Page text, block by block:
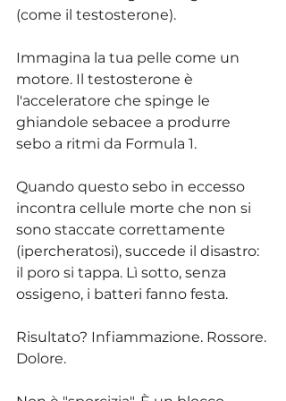
(come il testosterone).
Immagina la tua pelle come un
motore. Il testosterone è
l'acceleratore che spinge le
ghiandole sebacee a produrre
sebo a ritmi da Formula 1.
Quando questo sebo in eccesso
incontra cellule morte che non si
sono staccate correttamente
(ipercheratosi), succede il disastro:
il poro si tappa. Lì sotto, senza
ossigeno, i batteri fanno festa.
Risultato? Infiammazione. Rossore.
Dolore.